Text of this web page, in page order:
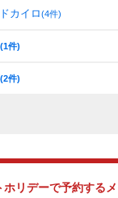
カイロ(4件)
(1件)
(2件)
ホリデーで予約する